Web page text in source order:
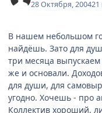
28 Октября, 200421
В нашем небольшом
найдёшь. Зато для
три месяца
же и основали.
для души, для
угодно. Хочешь - про
Коллектив хороший,